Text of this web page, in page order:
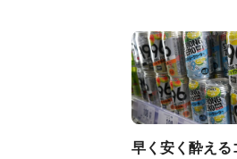
早く安く酔える